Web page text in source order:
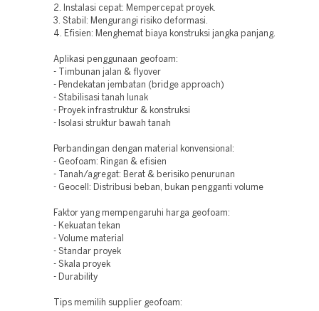
2. Instalasi cepat: Mempercepat proyek.
3. Stabil: Mengurangi risiko deformasi.
4. Efisien: Menghemat biaya konstruksi jangka panjang.
Aplikasi penggunaan geofoam:
- Timbunan jalan & flyover
- Pendekatan jembatan (bridge approach)
- Stabilisasi tanah lunak
- Proyek infrastruktur & konstruksi
- Isolasi struktur bawah tanah
Perbandingan dengan material konvensional:
- Geofoam: Ringan & efisien
- Tanah/agregat: Berat & berisiko penurunan
- Geocell: Distribusi beban, bukan pengganti volume
Faktor yang mempengaruhi harga geofoam:
- Kekuatan tekan
- Volume material
- Standar proyek
- Skala proyek
- Durability
Tips memilih supplier geofoam: